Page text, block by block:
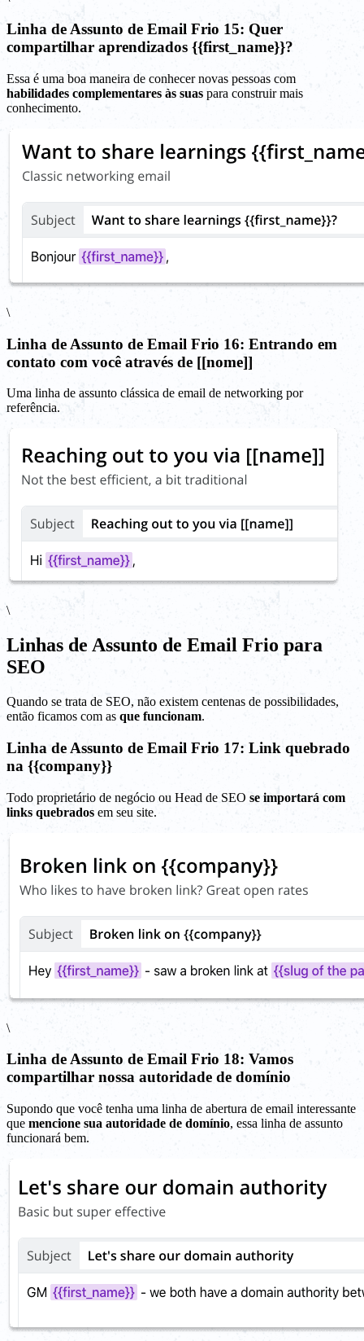
Linha de Assunto de Email Frio 15: Quer
compartilhar aprendizados {{first_name}}?
Essa é uma boa maneira de conhecer novas pessoas com
habilidades complementares às suas para construir mais
conhecimento.
\
Linha de Assunto de Email Frio 16: Entrando em
contato com você através de [[nome]]
Uma linha de assunto clássica de email de networking por
referência.
\
Linhas de Assunto de Email Frio para
SEO
Quando se trata de SEO, não existem centenas de possibilidades,
então ficamos com as que funcionam.
Linha de Assunto de Email Frio 17: Link quebrado
na {{company}}
Todo proprietário de negócio ou Head de SEO se importará com
links quebrados em seu site.
\
Linha de Assunto de Email Frio 18: Vamos
compartilhar nossa autoridade de domínio
Supondo que você tenha uma linha de abertura de email interessante
que mencione sua autoridade de domínio, essa linha de assunto
funcionará bem.